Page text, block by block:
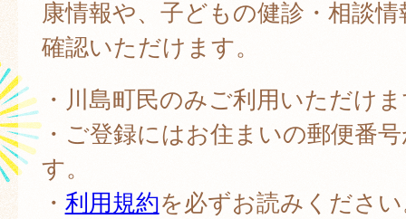
康情報や、子どもの健診・相談
確認いただけます。
・川島町民のみご利用いただけ
・ご登録にはお住まいの郵便番
す。
・ 利用規約を必ずお読みくださ